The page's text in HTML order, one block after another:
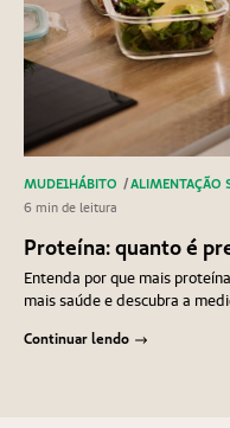
MUDE1HÁBITO /ALIMENTAÇÃO
6 min de leitura
Proteína: quanto é
Entenda por que mais
mais saúde e descubra a
Continuar lendo